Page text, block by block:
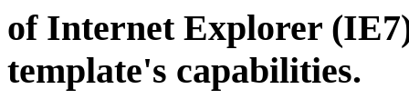
of Internet Explorer
template's capabilities.